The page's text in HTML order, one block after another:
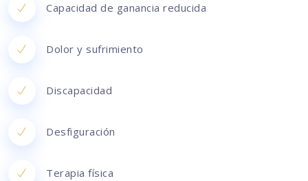
Capacidad de ganancia reducida
Dolor y sufrimiento
Discapacidad
Desfiguración
Terapia física